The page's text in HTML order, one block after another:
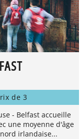
de 3
- Belfast accueille
une moyenne d'âge
irlandaise...